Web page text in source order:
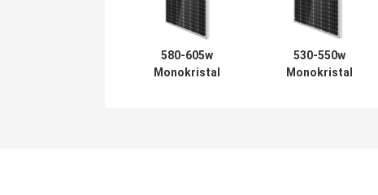
580-605w
Monokristal
530-550w
Monokristal